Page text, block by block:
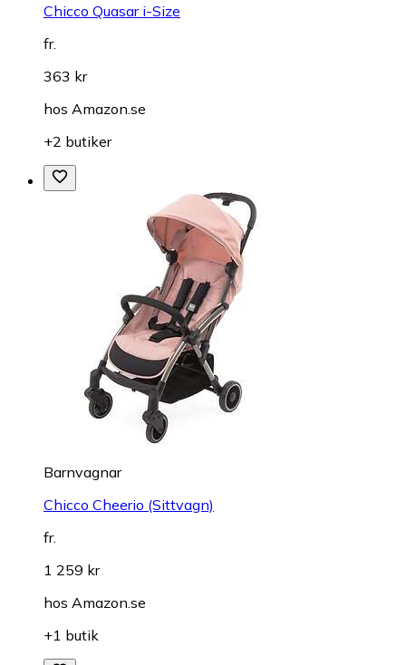
Chicco Quasar i-Size
fr.
363 kr
hos Amazon.se
+2 butiker
Barnvagnar
Chicco Cheerio (Sittvagn)
fr.
1 259 kr
hos Amazon.se
+1 butik